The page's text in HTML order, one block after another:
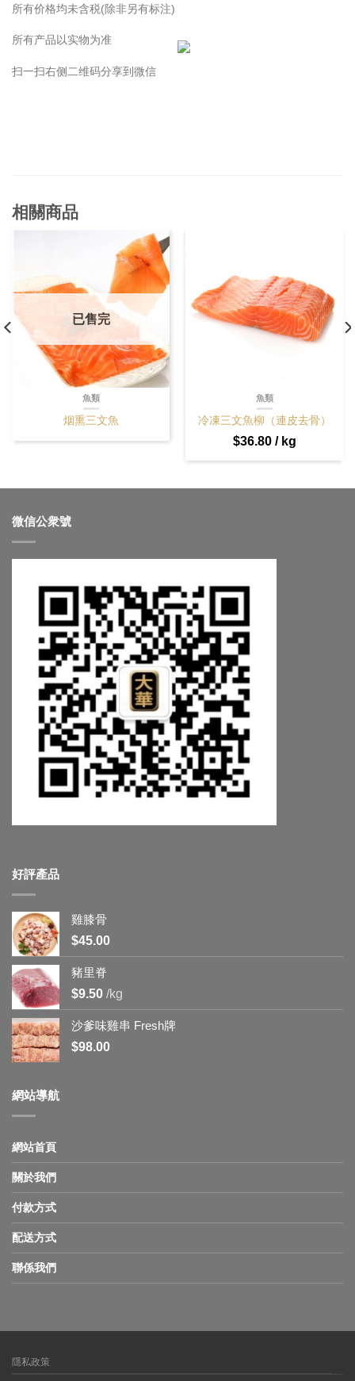
所有价格均未含税(除非另有标注)
所有产品以实物为准
扫一扫右侧二维码分享到微信
相關商品
已售完
魚類
烟熏三文魚
魚類
冷凍三文魚柳（連皮去骨）
$36.80/ kg
微信公衆號
好評產品
雞膝骨
$45.00
豬里脊
$9.50 /kg
沙爹味雞串 Fresh牌
$98.00
網站導航
網站首頁
關於我們
付款方式
配送方式
聯係我們
隱私政策